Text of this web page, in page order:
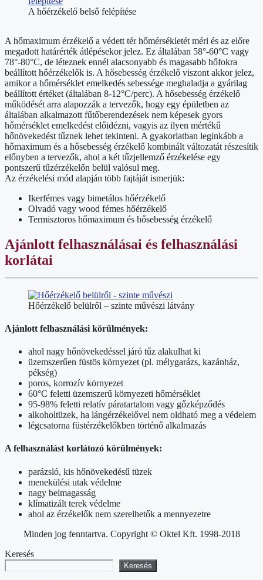
A hőérzékelő belső felépítése
A hőmaximum érzékelő a védett tér hőmérsékletét méri és az előre
megadott határérték átlépésekor jelez. Ez általában 58°-60°C vagy
78°-80°C, de léteznek ennél alacsonyabb és magasabb hőfokra
beállított hőérzékelők is. A hősebesség érzékelő viszont akkor jelez,
amikor a hőmérséklet emelkedés sebessége meghaladja a gyárilag
beállított értéket (általában 8-12°C/perc). A hősebesség érzékelő
működését arra alapozzák a tervezők, hogy egy épületben az
általában alkalmazott fűtőberendezések nem képesek gyors
hőmérséklet emelkedést előidézni, vagyis az ilyen mértékű
hőnövekedést tűznek lehet tekinteni. A gyakorlatban leginkább a
hőmaximum és a hősebesség érzékelő kombinált változatát részesítik
előnyben a tervezők, ahol a két tűzjellemző érzékelése egy
pontszerű tűzérzékelőn belül valósul meg.
Az érzékelési mód alapján több fajtáját ismerjük:
Ikerfémes vagy bimetálos hőérzékelő
Olvadó vagy wood fémes hőérzékelő
Termisztoros hőmaximum és hősebesség érzékelő
Ajánlott felhasználásai és felhasználási
korlátai
Hőérzékelő belülről – szinte művészi látvány
Ajánlott felhasználási körülmények:
ahol nagy hőnövekedéssel járó tűz alakulhat ki
üzemszerűen füstös környezet (pl. mélygarázs, kazánház,
pékség)
poros, korrozív környezet
60°C feletti üzemszerű környezeti hőmérséklet
95-98% feletti relatív páratartalom vagy gőzképződés
alkoholtüzek, ha lángérzékelővel nem oldható meg a védelem
légcsatorna füstérzékelőkben történő alkalmazás
A felhasználást korlátozó körülmények:
parázsló, kis hőnövekedésű tüzek
menekülési utak védelme
nagy belmagasság
klímatizált terek védelme
ahol az érzékelők nem szerelhetők a mennyezetre
Minden jog fenntartva. Copyright © Oktel Kft. 1998-2018
Keresés
Keresés